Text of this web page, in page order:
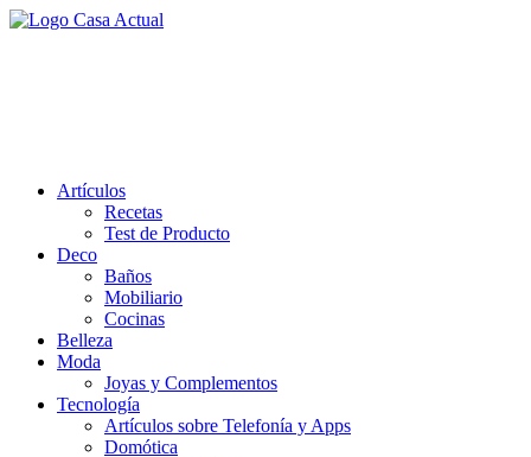
Saltar
Artículos
Recetas
Test de Producto
Deco
Baños
Mobiliario
Cocinas
Belleza
Moda
Joyas y Complementos
Tecnología
Artículos sobre Telefonía y Apps
Domótica